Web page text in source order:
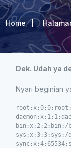
Home
Dek. Udah ya
Nyari beginian
bin:x:2:2:bin:/
sys:x:3:3:sys:/